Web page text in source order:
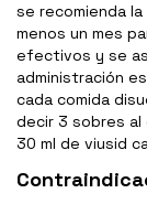
se recomienda
menos un mes
efectivos y se
administración
cada comida
decir 3 sobres al
30 ml de viusid